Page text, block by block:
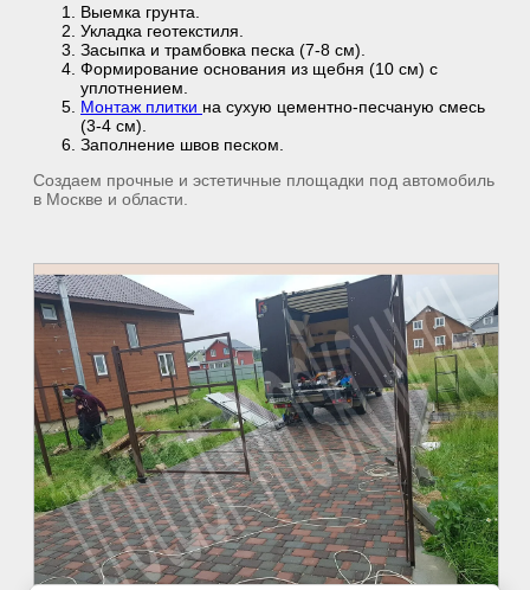
Выемка грунта.
Укладка геотекстиля.
Засыпка и трамбовка песка (7-8 см).
Формирование основания из щебня (10 см) с
уплотнением.
Монтаж плитки на сухую цементно-песчаную смесь
(3-4 см).
Заполнение швов песком.
Создаем прочные и эстетичные площадки под автомобиль
в Москве и области.